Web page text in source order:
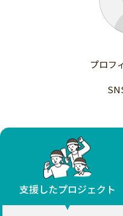
地域からさがす
カテゴリーからさがす
医療・福祉
人権
北海道 青森 岩手
福島
茨城 栃木 群馬
東京
神奈川
プロフ
支援したプロジェクト